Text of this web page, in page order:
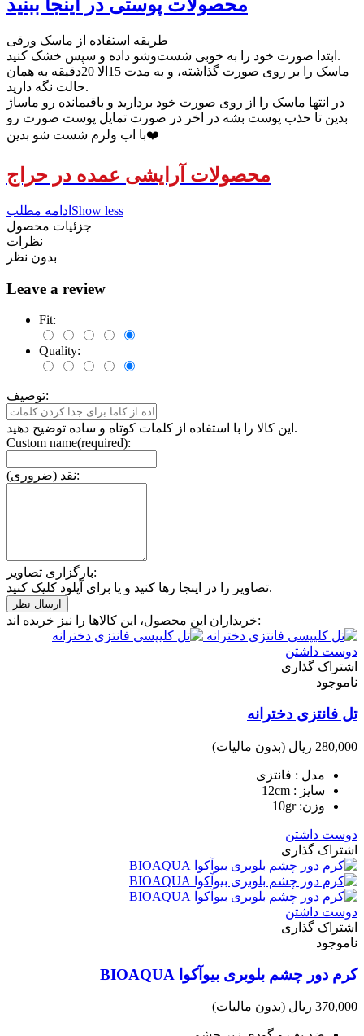
محصولات پوستی در اینجا ببنید
طریقه استفاده از ماسک ورقی
ابتدا صورت خود را به خوبی شست‌و‌شو داده و سپس خشک کنید.
ماسک را بر روی صورت گذاشته، و به مدت 15الا 20دقیقه به همان
حالت نگه دارید.
در انتها ماسک را از روی صورت خود بردارید و باقیمانده رو ماساژ
بدین تا حذب پوست بشه در اخر در صورت تمایل پوست صورت رو
با اب ولرم شست شو بدین❤️
محصولات آرایشی عمده در حراج
ادامه مطلب Show less
جزئیات محصول
نظرات
بدون نظر
Leave a review
Fit:
Quality:
توصیف:
این کالا را با استفاده از کلمات کوتاه و ساده توضیح دهید.
Custom name(required):
نقد (ضروری):
بارگزاری تصاویر:
تصاویر را در اینجا رها کنید و یا برای آپلود کلیک کنید.
خریداران این محصول، این کالاها را نیز خریده اند:
دوست داشتن
اشتراک گذاری
ناموجود
تل فانتزی دخترانه
280,000 ریال (بدون مالیات)
مدل : فانتزی
سایز : 12cm
وزن: 10gr
دوست داشتن
اشتراک گذاری
دوست داشتن
اشتراک گذاری
ناموجود
کرم دور چشم بلوبری بیوآکوا BIOAQUA
370,000 ریال (بدون مالیات)